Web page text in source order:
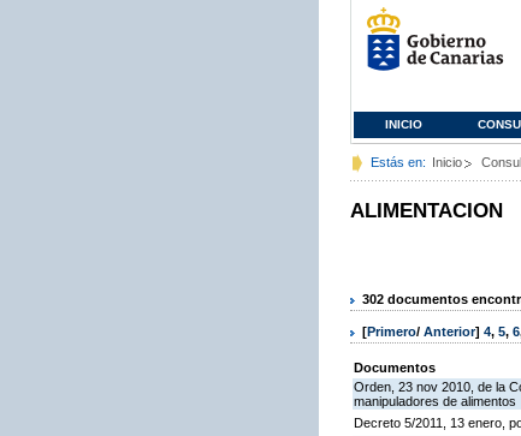
INICIO
Estás en: Inicio
ALIMENTACION
302 documentos
[Primero/ Anterior] 4, 5, 6
Documentos
Orden, 23 nov 2010, de la
manipuladores de alimentos
Decreto 5/2011, 13 enero,